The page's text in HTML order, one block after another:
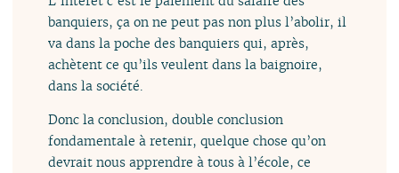
banquiers, ça on ne peut pas non plus l’abolir, il
va dans la poche des banquiers qui, après,
achètent ce qu’ils veulent dans la baignoire,
dans la société.
Donc la conclusion, double conclusion
fondamentale à retenir, quelque chose qu’on
devrait nous apprendre à tous à l’école, ce